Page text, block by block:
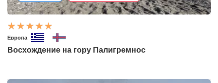
Европа
Восхождение на гору Палигремнос